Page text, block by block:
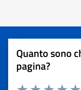
Quanto sono
pagina?